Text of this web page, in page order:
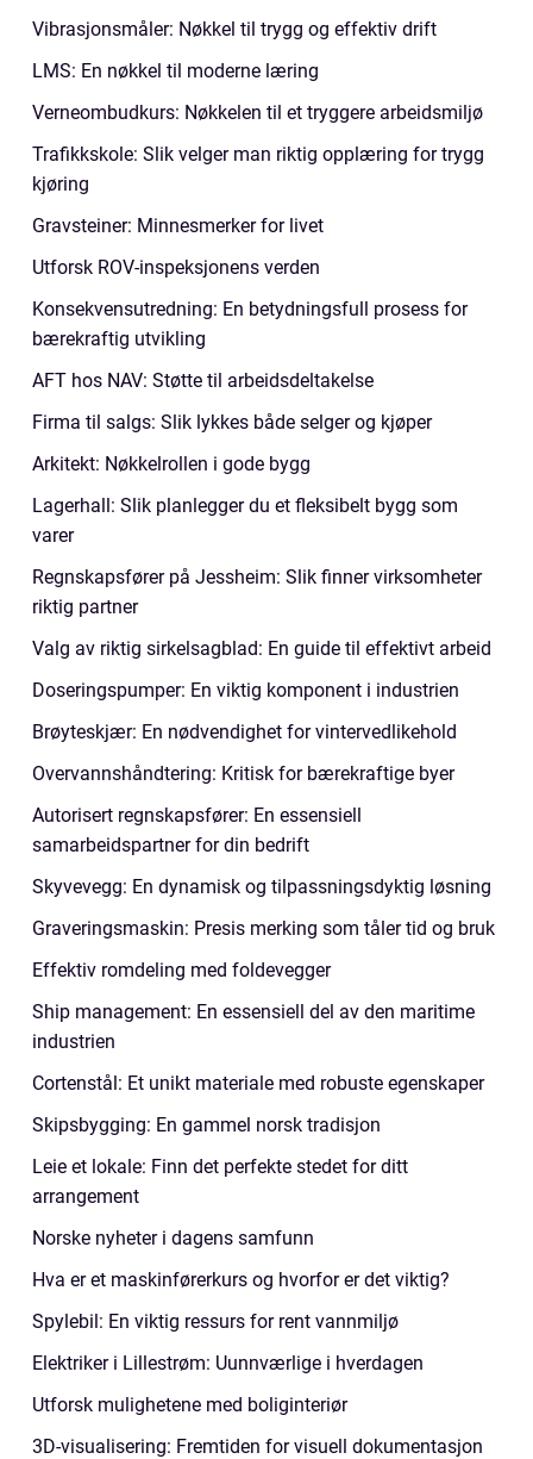
Vibrasjonsmåler: Nøkkel til trygg og effektiv drift
LMS: En nøkkel til moderne læring
Verneombudkurs: Nøkkelen til et tryggere arbeidsmiljø
Trafikkskole: Slik velger man riktig opplæring for trygg
kjøring
Gravsteiner: Minnesmerker for livet
Utforsk ROV-inspeksjonens verden
Konsekvensutredning: En betydningsfull prosess for
bærekraftig utvikling
AFT hos NAV: Støtte til arbeidsdeltakelse
Firma til salgs: Slik lykkes både selger og kjøper
Arkitekt: Nøkkelrollen i gode bygg
Lagerhall: Slik planlegger du et fleksibelt bygg som
varer
Regnskapsfører på Jessheim: Slik finner virksomheter
riktig partner
Valg av riktig sirkelsagblad: En guide til effektivt arbeid
Doseringspumper: En viktig komponent i industrien
Brøyteskjær: En nødvendighet for vintervedlikehold
Overvannshåndtering: Kritisk for bærekraftige byer
Autorisert regnskapsfører: En essensiell
samarbeidspartner for din bedrift
Skyvevegg: En dynamisk og tilpassningsdyktig løsning
Graveringsmaskin: Presis merking som tåler tid og bruk
Effektiv romdeling med foldevegger
Ship management: En essensiell del av den maritime
industrien
Cortenstål: Et unikt materiale med robuste egenskaper
Skipsbygging: En gammel norsk tradisjon
Leie et lokale: Finn det perfekte stedet for ditt
arrangement
Norske nyheter i dagens samfunn
Hva er et maskinførerkurs og hvorfor er det viktig?
Spylebil: En viktig ressurs for rent vannmiljø
Elektriker i Lillestrøm: Uunnværlige i hverdagen
Utforsk mulighetene med boliginteriør
3D-visualisering: Fremtiden for visuell dokumentasjon